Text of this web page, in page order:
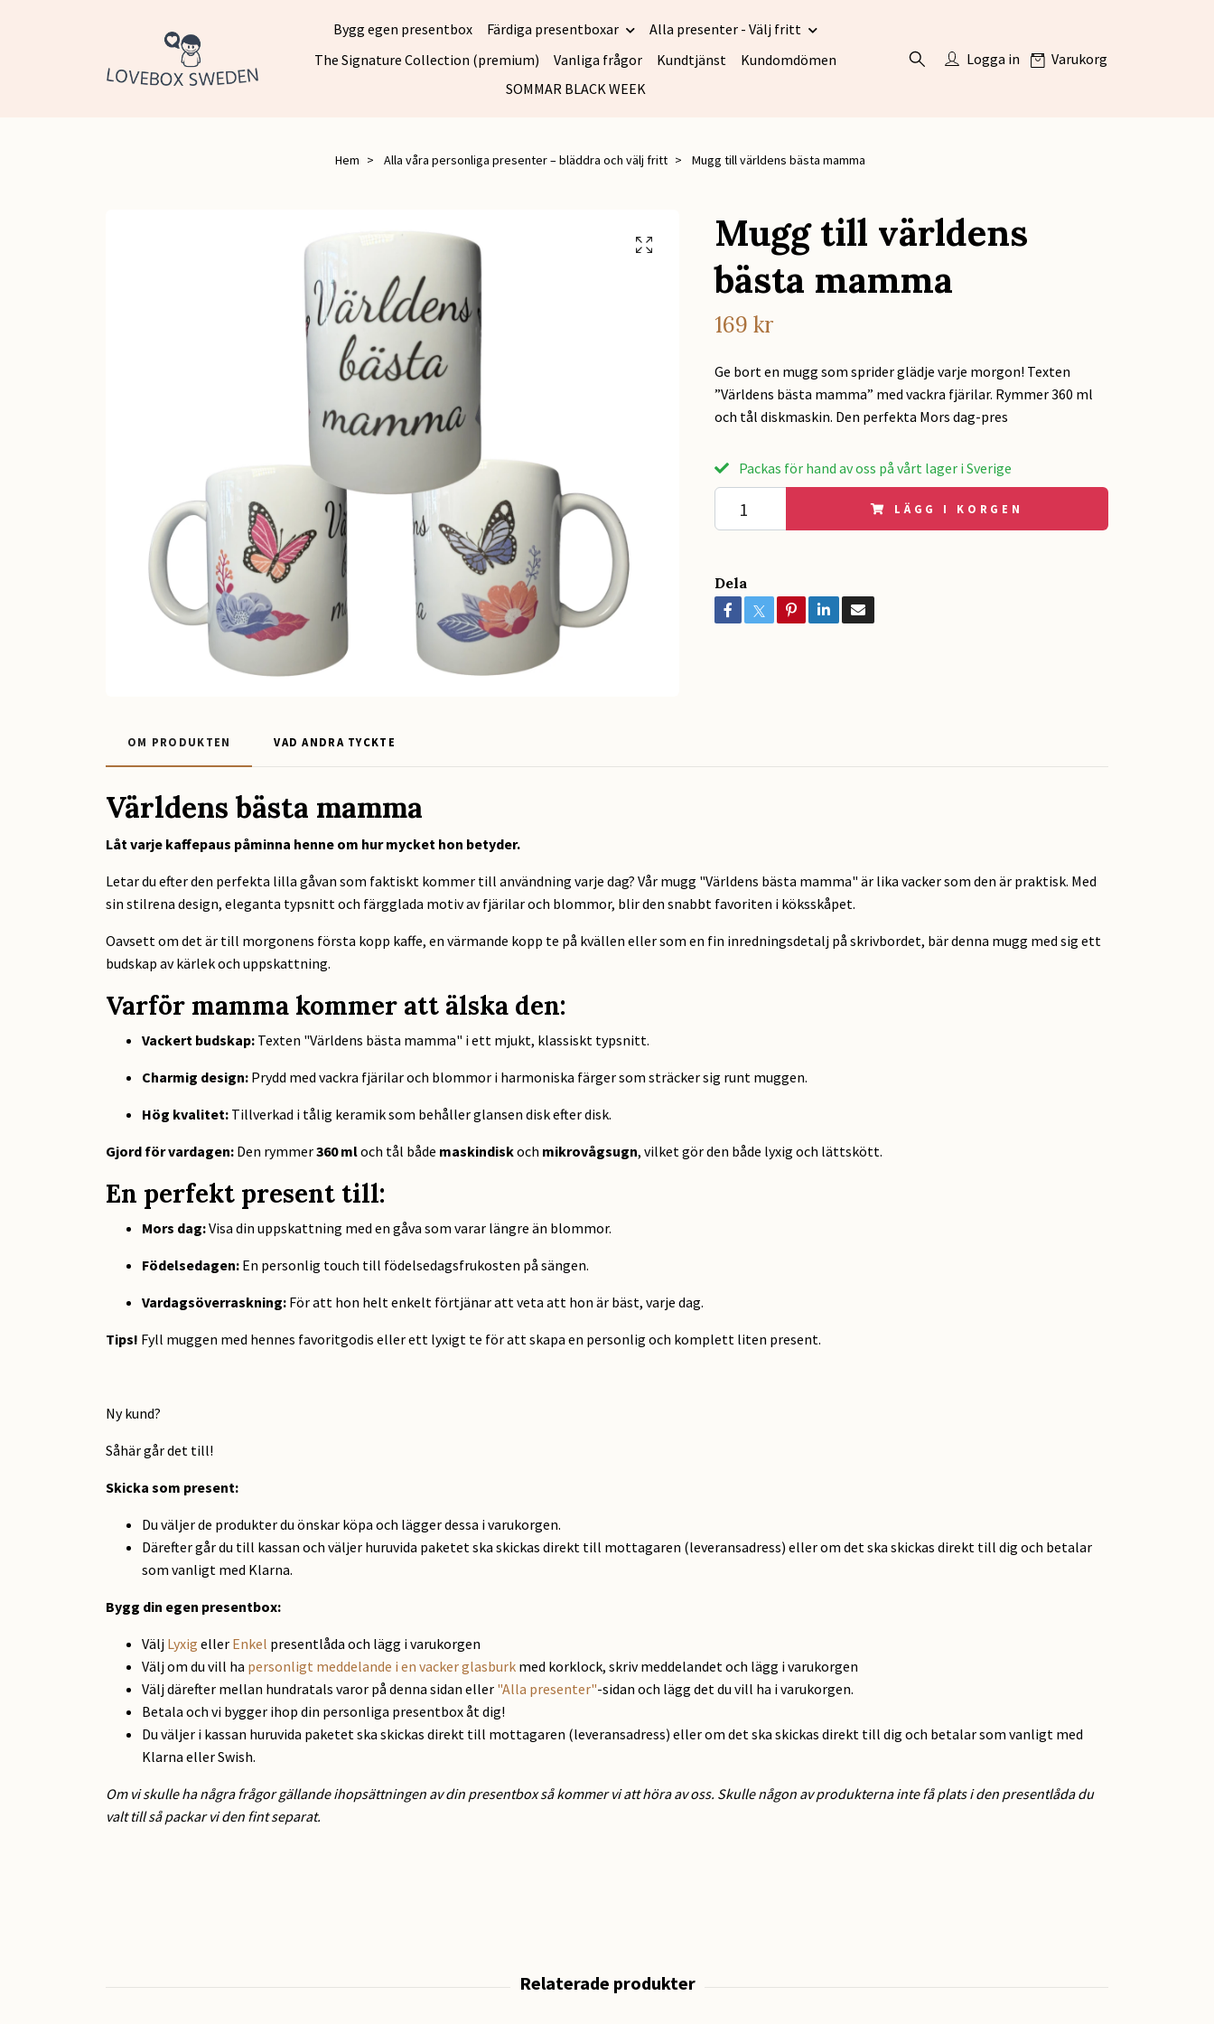
Bygg egen presentbox Färdiga presentboxar
Alla presenter - Välj fritt
The Signature Collection (premium)
Vanliga frågor Kundtjänst
Kundomdömen
SOMMAR BLACK WEEK
Logga in Varukorg
Hem Alla våra personliga presenter – bläddra och välj fritt Mugg till världens bästa mamma
Mugg till världens
bästa mamma
169 kr
Ge bort en mugg som sprider glädje varje morgon! Texten
”Världens bästa mamma” med vackra fjärilar. Rymmer 360 ml
och tål diskmaskin. Den perfekta Mors dag-pres
Packas för hand av oss på vårt lager i Sverige
LÄGG I KORGEN
Dela
OM PRODUKTEN VAD ANDRA TYCKTE
Världens bästa mamma
Låt varje kaffepaus påminna henne om hur mycket hon betyder.
Letar du efter den perfekta lilla gåvan som faktiskt kommer till användning varje dag? Vår mugg "Världens bästa mamma" är lika vacker som den är praktisk. Med
sin stilrena design, eleganta typsnitt och färgglada motiv av fjärilar och blommor, blir den snabbt favoriten i köksskåpet.
Oavsett om det är till morgonens första kopp kaffe, en värmande kopp te på kvällen eller som en fin inredningsdetalj på skrivbordet, bär denna mugg med sig ett
budskap av kärlek och uppskattning.
Varför mamma kommer att älska den:
Vackert budskap: Texten "Världens bästa mamma" i ett mjukt, klassiskt typsnitt.
Charmig design: Prydd med vackra fjärilar och blommor i harmoniska färger som sträcker sig runt muggen.
Hög kvalitet: Tillverkad i tålig keramik som behåller glansen disk efter disk.
Gjord för vardagen: Den rymmer360 mloch tål både maskindiskoch mikrovågsugn, vilket gör den både lyxig och lättskött.
En perfekt present till:
Mors dag:Visa din uppskattning med en gåva som varar längre än blommor.
Födelsedagen: En personlig touch till födelsedagsfrukosten på sängen.
Vardagsöverraskning: För att hon helt enkelt förtjänar att veta att hon är bäst, varje dag.
Tips! Fyll muggen med hennes favoritgodis eller ett lyxigt te för att skapa en personlig och komplett liten present.
Ny kund?
Såhär går det till!
Skicka som present:
Du väljer de produkter du önskar köpa och lägger dessa i varukorgen.
Därefter går du till kassan och väljer huruvida paketet ska skickas direkt till mottagaren (leveransadress) eller om det ska skickas direkt till dig och betalar
som vanligt med Klarna.
Bygg din egen presentbox:
Välj Lyxig eller Enkel presentlåda och lägg i varukorgen
Välj om du vill ha personligt meddelande i en vacker glasburk med korklock, skriv meddelandet och lägg i varukorgen
Välj därefter mellan hundratals varor på denna sidan eller "Alla presenter"-sidan och lägg det du vill ha i varukorgen.
Betala och vi bygger ihop din personliga presentbox åt dig!
Du väljer i kassan huruvida paketet ska skickas direkt till mottagaren (leveransadress) eller om det ska skickas direkt till dig och betalar som vanligt med
Klarna eller Swish.
Om vi skulle ha några frågor gällande ihopsättningen av din presentbox så kommer vi att höra av oss. Skulle någon av produkterna inte få plats i den presentlåda du
valt till så packar vi den fint separat.